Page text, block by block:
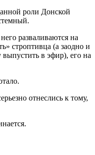
роли Донской
разваливаются на
строптивца (а заодно и
в эфир), его на
отнеслись к тому,